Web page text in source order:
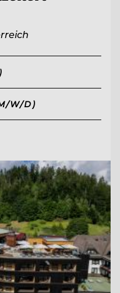
W/D)